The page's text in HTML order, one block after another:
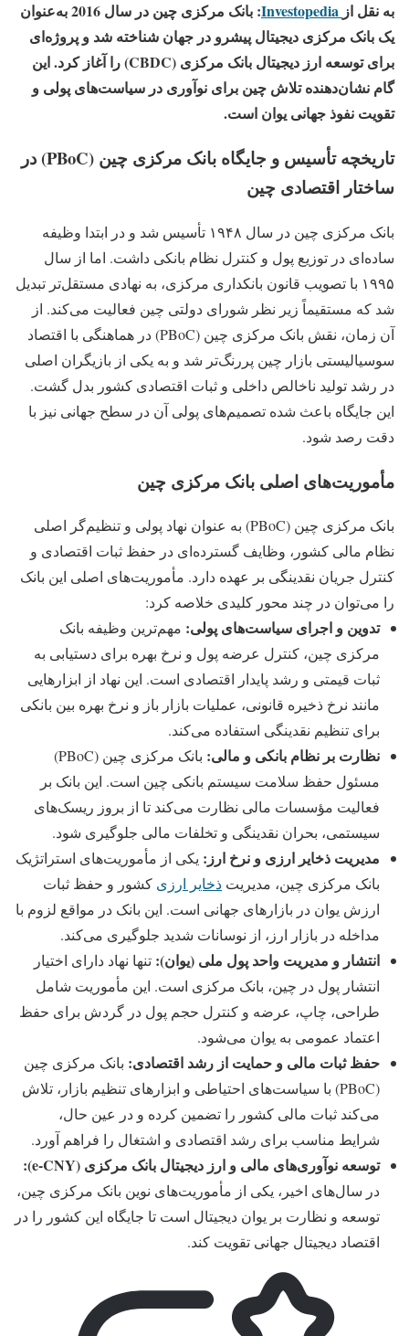
به نقل از Investopedia
: بانک مرکزی چین در سال 2016 به‌عنوان
یک بانک مرکزی دیجیتال پیشرو در جهان شناخته شد و پروژه‌ای
برای توسعه ارز دیجیتال بانک مرکزی (CBDC) را آغاز کرد. این
گام نشان‌دهنده تلاش چین برای نوآوری در سیاست‌های پولی و
تقویت نفوذ جهانی یوان است.
تاریخچه تأسیس و جایگاه بانک مرکزی چین (PBoC) در
ساختار اقتصادی چین
بانک مرکزی چین در سال ۱۹۴۸ تأسیس شد و در ابتدا وظیفه
ساده‌ای در توزیع پول و کنترل نظام بانکی داشت. اما از سال
۱۹۹۵ با تصویب قانون بانکداری مرکزی، به نهادی مستقل‌تر تبدیل
شد که مستقیماً زیر نظر شورای دولتی چین فعالیت می‌کند. از
آن زمان، نقش بانک مرکزی چین (PBoC) در هماهنگی با اقتصاد
سوسیالیستی بازار چین پررنگ‌تر شد و به یکی از بازیگران اصلی
در رشد تولید ناخالص داخلی و ثبات اقتصادی کشور بدل گشت.
این جایگاه باعث شده تصمیم‌های پولی آن در سطح جهانی نیز با
دقت رصد شود.
مأموریت‌های اصلی بانک مرکزی چین
بانک مرکزی چین (PBoC) به‌ عنوان نهاد پولی و تنظیم‌گر اصلی
نظام مالی کشور، وظایف گسترده‌ای در حفظ ثبات اقتصادی و
کنترل جریان نقدینگی بر عهده دارد. مأموریت‌های اصلی این بانک
را می‌توان در چند محور کلیدی خلاصه کرد:
تدوین و اجرای سیاست‌های پولی: مهم‌ترین وظیفه بانک
مرکزی چین، کنترل عرضه پول و نرخ بهره برای دستیابی به
ثبات قیمتی و رشد پایدار اقتصادی است. این نهاد از ابزارهایی
مانند نرخ ذخیره قانونی، عملیات بازار باز و نرخ بهره بین‌ بانکی
برای تنظیم نقدینگی استفاده می‌کند.
نظارت بر نظام بانکی و مالی:
بانک مرکزی چین (PBoC)
مسئول حفظ سلامت سیستم بانکی چین است. این بانک بر
فعالیت مؤسسات مالی نظارت می‌کند تا از بروز ریسک‌های
سیستمی، بحران نقدینگی و تخلفات مالی جلوگیری شود.
مدیریت ذخایر ارزی و نرخ ارز: یکی از مأموریت‌های استراتژیک
بانک مرکزی چین، مدیریت ذخایر ارزی کشور و حفظ ثبات
ارزش یوان در بازارهای جهانی است. این بانک در مواقع لزوم با
مداخله در بازار ارز، از نوسانات شدید جلوگیری می‌کند.
انتشار و مدیریت واحد پول ملی (یوان): تنها نهاد دارای اختیار
انتشار پول در چین، بانک مرکزی است. این مأموریت شامل
طراحی، چاپ، عرضه و کنترل حجم پول در گردش برای حفظ
اعتماد عمومی به یوان می‌شود.
حفظ ثبات مالی و حمایت از رشد اقتصادی: بانک مرکزی چین
(PBoC) با سیاست‌های احتیاطی و ابزارهای تنظیم بازار، تلاش
می‌کند ثبات مالی کشور را تضمین کرده و در عین حال،
شرایط مناسب برای رشد اقتصادی و اشتغال را فراهم آورد.
توسعه نوآوری‌های مالی و ارز دیجیتال بانک مرکزی (e-CNY):
در سال‌های اخیر، یکی از مأموریت‌های نوین بانک مرکزی چین،
توسعه و نظارت بر یوان دیجیتال است تا جایگاه این کشور را در
اقتصاد دیجیتال جهانی تقویت کند.